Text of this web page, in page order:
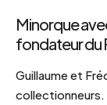
Minorque
fondateur du
Guillaume et
collectionneurs.